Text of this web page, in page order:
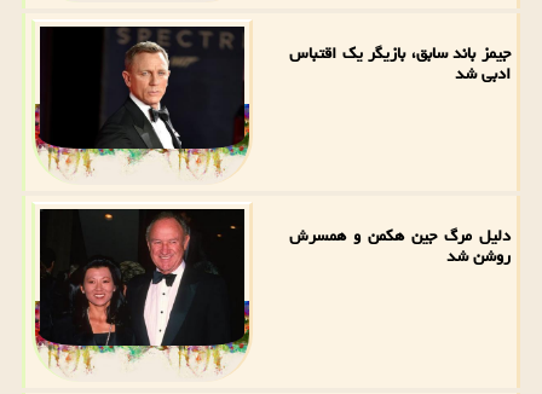
جیمز باند سابق، بازیگر یک اقتباس
ادبی شد
دلیل مرگ جین هکمن و همسرش
روشن شد